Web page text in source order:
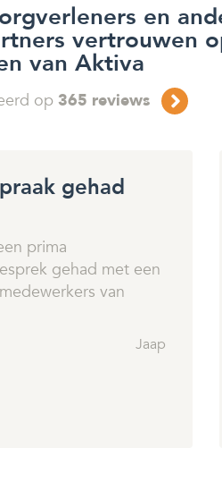
en
vertrouwen
van Aktiva
op 365 reviews
gehad
prima
gehad met een
van
Jaap